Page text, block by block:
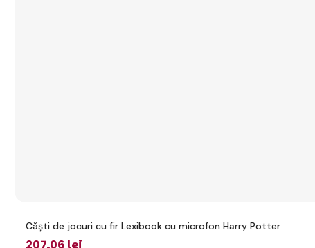
Căști de jocuri cu fir Lexibook cu microfon Harry Potter